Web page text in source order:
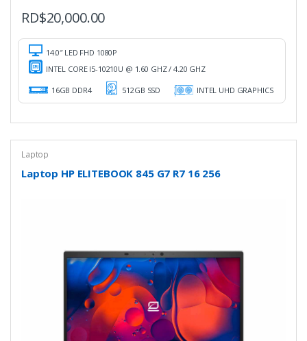
RD$20,000.00
14.0″ LED FHD 1080P
INTEL CORE I5-10210U @ 1.60 GHZ / 4.20 GHZ
16GB DDR4 512GB SSD INTEL UHD GRAPHICS
Laptop
Laptop HP ELITEBOOK 845 G7 R7 16 256